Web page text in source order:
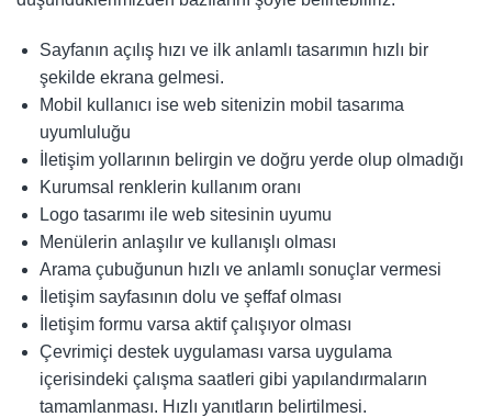
Sayfanın açılış hızı ve ilk anlamlı tasarımın hızlı bir
şekilde ekrana gelmesi.
Mobil kullanıcı ise web sitenizin mobil tasarıma
uyumluluğu
İletişim yollarının belirgin ve doğru yerde olup olmadığı
Kurumsal renklerin kullanım oranı
Logo tasarımı ile web sitesinin uyumu
Menülerin anlaşılır ve kullanışlı olması
Arama çubuğunun hızlı ve anlamlı sonuçlar vermesi
İletişim sayfasının dolu ve şeffaf olması
İletişim formu varsa aktif çalışıyor olması
Çevrimiçi destek uygulaması varsa uygulama
içerisindeki çalışma saatleri gibi yapılandırmaların
tamamlanması. Hızlı yanıtların belirtilmesi.